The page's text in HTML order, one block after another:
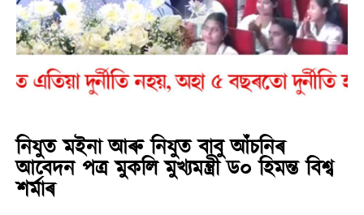
নিযুত মইনা আৰু নিযুত বাবু আঁচনিৰ
আবেদন পত্ৰ মুকলি মুখ্যমন্ত্ৰী ড০ হিমন্ত বিশ্ব
শৰ্মাৰ